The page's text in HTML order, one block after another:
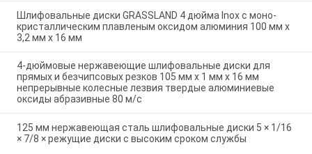
Шлифовальные диски GRASSLAND 4 дюйма Inox с моно-
кристаллическим плавленым оксидом алюминия 100 мм x
3,2 мм x 16 мм
4-дюймовые нержавеющие шлифовальные диски для
прямых и безчипсовых резков 105 мм х 1 мм х 16 мм
непрерывные колесные лезвия твердые алюминиевые
оксиды абразивные 80 м/с
125 мм нержавеющая сталь шлифовальные диски 5 × 1/16
× 7/8 × режущие диски с высоким сроком службы